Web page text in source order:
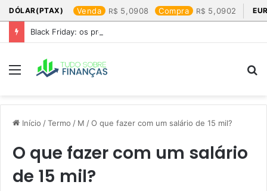
DÓLAR(PTAX) Venda 5,0908 Compra 5,0902
Black Friday: os produtos que mais valem a pena
Menu
Início /Termo / M /O que fazer com um salário de 15 mil?
O que fazer com um salário
de 15 mil?